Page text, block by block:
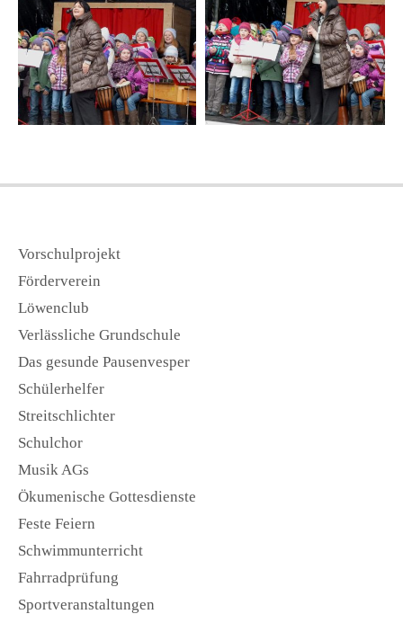
Vorschulprojekt
Förderverein
Löwenclub
Verlässliche Grundschule
Das gesunde Pausenvesper
Schülerhelfer
Streitschlichter
Schulchor
Musik AGs
Ökumenische Gottesdienste
Feste Feiern
Schwimmunterricht
Fahrradprüfung
Sportveranstaltungen